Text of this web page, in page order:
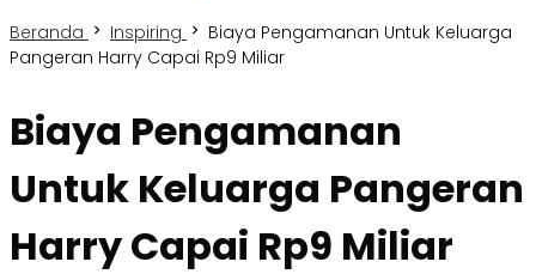
Beranda Inspiring
Biaya Pengamanan Untuk Keluarga
Pangeran Harry Capai Rp9 Miliar
Biaya Pengamanan
Untuk Keluarga Pangeran
Harry Capai Rp9 Miliar